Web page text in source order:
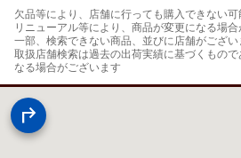
欠品等により、店舗に行っても購入できない
リニューアル等により、商品が変更になる場
一部、検索できない商品、並びに店舗がござい
取扱店舗検索は過去の出荷実績に基づくもの
なる場合がございます